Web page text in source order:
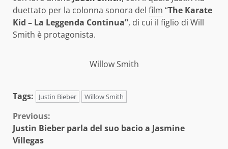
duettato per la colonna sonora del film “The Karate
Kid – La Leggenda Continua”, di cui il figlio di Will
Smith è protagonista.
Willow Smith
Tags: Justin Bieber Willow Smith
Continue
Reading
Previous:
Justin Bieber parla del suo bacio a Jasmine
Villegas